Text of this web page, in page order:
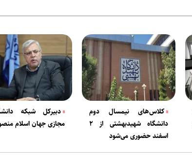
کلاس‌های نیمسال دوم
دانشگاه شهیدبهشتی از ۲
اسفند حضوری می‌شود
دبیرکل شبکه
مجازی جهان اسلام